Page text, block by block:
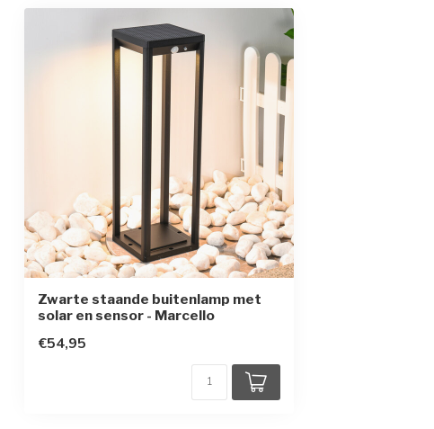
Materiaal
Kleur armatuur
Beschermingsklasse
Zwarte staande buitenlamp met
solar en sensor - Marcello
€54,95